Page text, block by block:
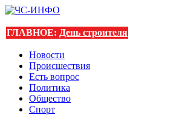
ГЛАВНОЕ: День строителя
Новости
Происшествия
Есть вопрос
Политика
Общество
Спорт